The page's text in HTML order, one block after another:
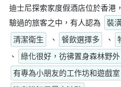
迪士尼探索家度假酒店位於香港
驗過的旅客之中，有人認為
裝
清潔衛生
、 餐飲選擇多 、
、
綠化很好，彷彿置身森林野外
有專為小朋友的工作坊和遊戲室